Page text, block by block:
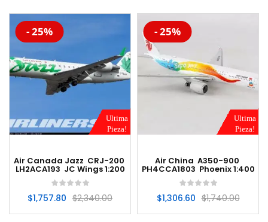
-20%
Ultima
Pieza!
- 25%
Air Canada Jazz CRJ-200
LH2ACA193 JC Wings 1:200
$2,340.00
$1,757.80
-20%
Ultima
Pieza!
- 25%
Air China A350-900
PH4CCA1803 Phoenix 1:400
$1,740.00
$1,306.60